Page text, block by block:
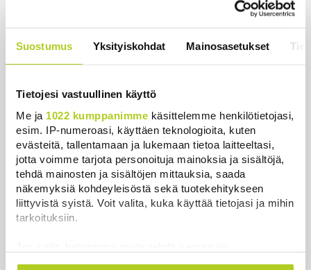
Suostumus Yksityiskohdat Mainosasetukset
Tietojesi vastuullinen käyttö
Me ja 1022 kumppanimme käsittelemme henkilötietojasi,
esim. IP-numeroasi, käyttäen teknologioita, kuten
evästeitä, tallentamaan ja lukemaan tietoa laitteeltasi,
jotta voimme tarjota personoituja mainoksia ja sisältöjä,
tehdä mainosten ja sisältöjen mittauksia, saada
näkemyksiä kohdeyleisöstä sekä tuotekehitykseen
liittyvistä syistä. Voit valita, kuka käyttää tietojasi ja mihin
tarkoituksiin.
Kerätä tietoja maantieteellisestä sijainnistasi,
Juutalainen miekkailija voitti
natseille mitalin ja kohotti kätensä
Uutiset | 6.8.2026 21:31
Uutiset
Uusimmat Luetuimmat